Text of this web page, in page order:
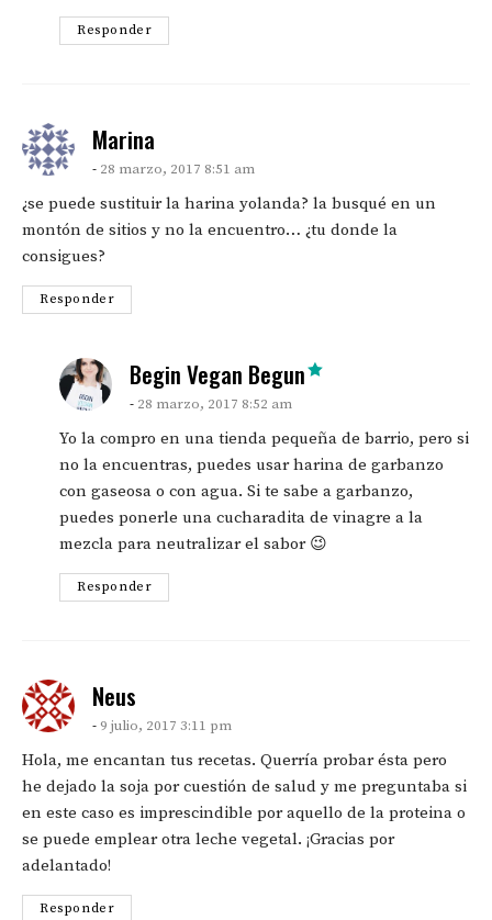
Responder
Marina
28 marzo, 2017 8:51 am
¿se puede sustituir la harina yolanda? la busqué en un
montón de sitios y no la encuentro… ¿tu donde la
consigues?
Responder
Begin Vegan Begun says:
28 marzo, 2017 8:52 am
Yo la compro en una tienda pequeña de barrio, pero si
no la encuentras, puedes usar harina de garbanzo
con gaseosa o con agua. Si te sabe a garbanzo,
puedes ponerle una cucharadita de vinagre a la
mezcla para neutralizar el sabor 😉
Responder
Neus
9 julio, 2017 3:11 pm
Hola, me encantan tus recetas. Querría probar ésta pero
he dejado la soja por cuestión de salud y me preguntaba si
en este caso es imprescindible por aquello de la proteina o
se puede emplear otra leche vegetal. ¡Gracias por
adelantado!
Responder